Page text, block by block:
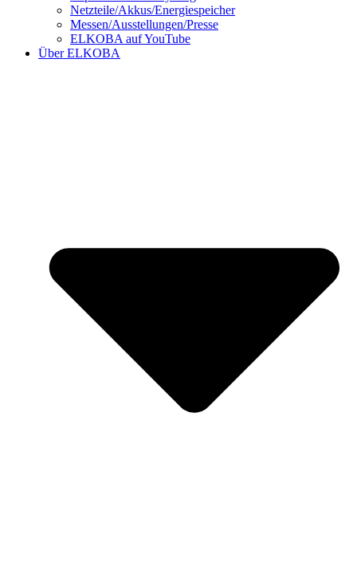
Netzteile/Akkus/Energiespeicher
Messen/Ausstellungen/Presse
ELKOBA auf YouTube
Über ELKOBA